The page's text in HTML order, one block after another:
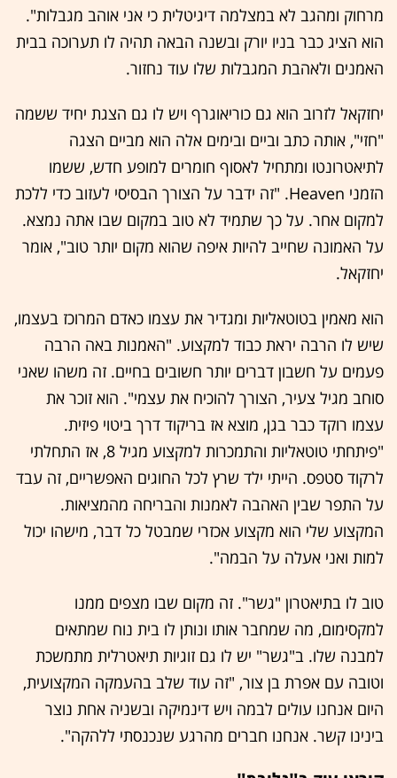
מרחוק ומהגב לא במצלמה דיגיטלית כי אני אוהב מגבלות".
הוא הציג כבר בניו יורק ובשנה הבאה תהיה לו תערוכה בבית
האמנים ולאהבת המגבלות שלו עוד נחזור.
יחזקאל לזרוב הוא גם כוריאוגרף ויש לו גם הצגת יחיד ששמה
"חזי", אותה כתב וביים ובימים אלה הוא מביים הצגה
לתיאטרונטו ומתחיל לאסוף חומרים למופע חדש, ששמו
הזמני Heaven. "זה ידבר על הצורך הבסיסי לעזוב כדי ללכת
למקום אחר. על כך שתמיד לא טוב במקום שבו אתה נמצא.
על האמונה שחייב להיות איפה שהוא מקום יותר טוב", אומר
יחזקאל.
הוא מאמין בטוטאליות ומגדיר את עצמו כאדם המרוכז בעצמו,
שיש לו הרבה יראת כבוד למקצוע. "האמנות באה הרבה
פעמים על חשבון דברים יותר חשובים בחיים. זה משהו שאני
סוחב מגיל צעיר, הצורך להוכיח את עצמי". הוא זוכר את
עצמו רוקד כבר בגן, מוצא אז בריקוד דרך ביטוי פיזית.
"פיתחתי טוטאליות והתמכרות למקצוע מגיל 8, אז התחלתי
לרקוד סטפס. הייתי ילד שרץ לכל החוגים האפשריים, זה עבד
על התפר שבין האהבה לאמנות והבריחה מהמציאות.
המקצוע שלי הוא מקצוע אכזרי שמבטל כל דבר, מישהו יכול
למות ואני אעלה על הבמה".
טוב לו בתיאטרון "גשר". זה מקום שבו מצפים ממנו
למקסימום, מה שמחבר אותו ונותן לו בית נוח שמתאים
למבנה שלו. ב"גשר" יש לו גם זוגיות תיאטרלית מתמשכת
וטובה עם אפרת בן צור, "זה עוד שלב בהעמקה המקצועית,
היום אנחנו עולים לבמה ויש דינמיקה ובשניה אחת נוצר
בינינו קשר. אנחנו חברים מהרגע שנכנסתי ללהקה".